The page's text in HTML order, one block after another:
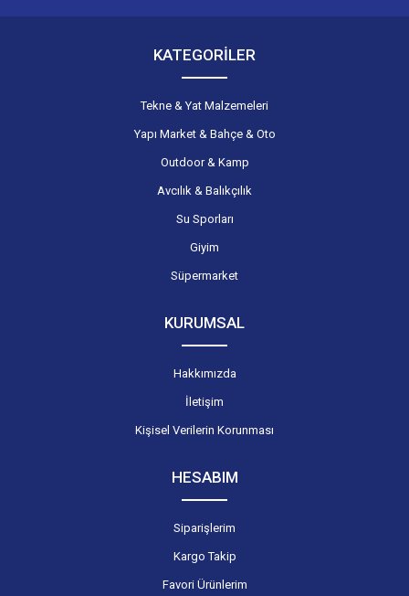
KATEGORİLER
Tekne & Yat Malzemeleri
Yapı Market & Bahçe & Oto
Outdoor & Kamp
Avcılık & Balıkçılık
Su Sporları
Giyim
Süpermarket
KURUMSAL
Hakkımızda
İletişim
Kişisel Verilerin Korunması
HESABIM
Siparişlerim
Kargo Takip
Favori Ürünlerim